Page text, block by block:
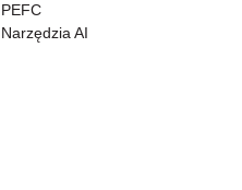
PEFC
Narzędzia AI